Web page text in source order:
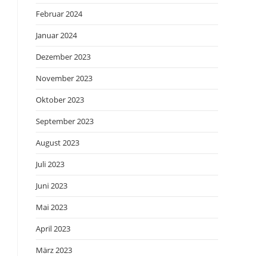
Februar 2024
Januar 2024
Dezember 2023
November 2023
Oktober 2023
September 2023
August 2023
Juli 2023
Juni 2023
Mai 2023
April 2023
März 2023